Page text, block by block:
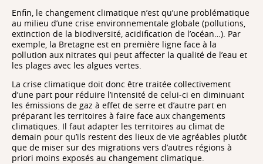
Enfin, le changement climatique n’est qu’une problématique
au milieu d’une crise environnementale globale (pollutions,
extinction de la biodiversité, acidification de l’océan…). Par
exemple, la Bretagne est en première ligne face à la
pollution aux nitrates qui peut affecter la qualité de l’eau et
les plages avec les algues vertes.
La crise climatique doit donc être traitée collectivement
d’une part pour réduire l’intensité de celui-ci en diminuant
les émissions de gaz à effet de serre et d’autre part en
préparant les territoires à faire face aux changements
climatiques. Il faut adapter les territoires au climat de
demain pour qu’ils restent des lieux de vie agréables plutôt
que de miser sur des migrations vers d’autres régions à
priori moins exposés au changement climatique.